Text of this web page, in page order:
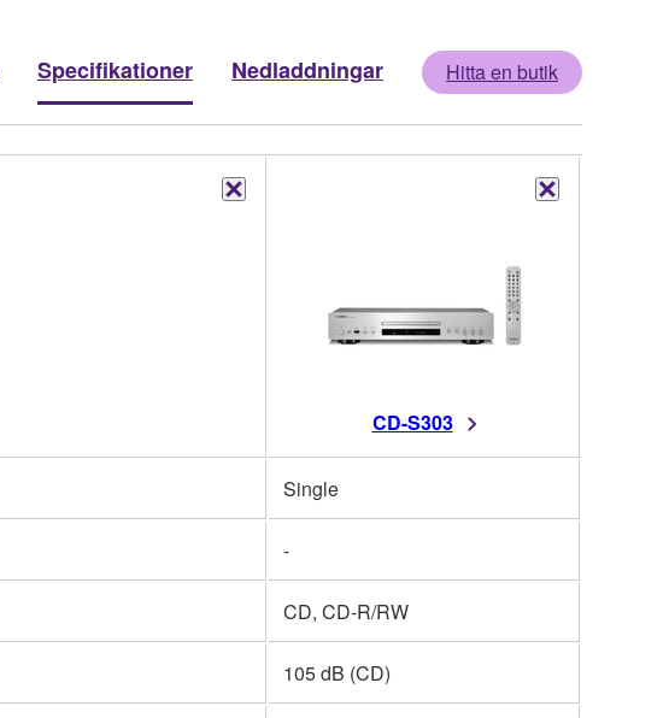
Specifikationer Nedladdningar Hitta en butik
CD-S303
Single
-
CD, CD-R/RW
105 dB (CD)